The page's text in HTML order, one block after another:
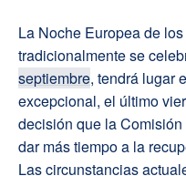
La Noche Europea de
tradicionalmente se
septiembre, tendrá lugar
excepcional, el último
decisión que la
dar más tiempo a la
Las circunstancias